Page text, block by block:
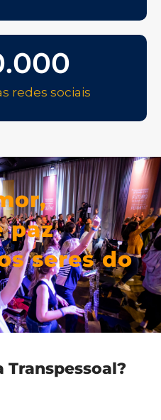
redes sociais
paz
seres do
Transpessoal?